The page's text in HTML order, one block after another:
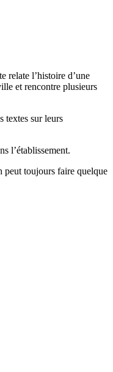
relate l’histoire d’une
et rencontre plusieurs
textes sur leurs
l’établissement.
peut toujours faire quelque